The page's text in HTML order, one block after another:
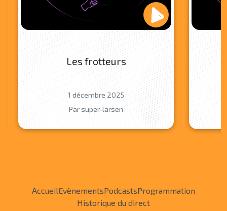
Les frotteurs
1 décembre 2025
Par super-larsen
AccueilEvènementsPodcastsProgrammation
Historique du direct